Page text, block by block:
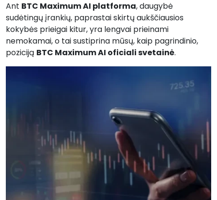
Ant BTC Maximum AI platforma, daugybė
sudėtingų įrankių, paprastai skirtų aukščiausios
kokybės prieigai kitur, yra lengvai prieinami
nemokamai, o tai sustiprina mūsų, kaip pagrindinio,
poziciją BTC Maximum AI oficiali svetainė.